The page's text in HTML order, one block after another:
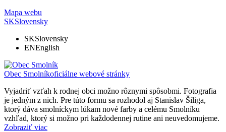
Mapa webu
SKSlovensky
SKSlovensky
ENEnglish
Obec Smolníkoficiálne webové stránky
Vyjadriť vzťah k rodnej obci možno rôznymi spôsobmi. Fotografia
je jedným z nich. Pre túto formu sa rozhodol aj Stanislav Šiliga,
ktorý dáva smolníckym lúkam nové farby a celému Smolníku
vzhľad, ktorý si možno pri každodennej rutine ani neuvedomujeme.
Zobraziť viac